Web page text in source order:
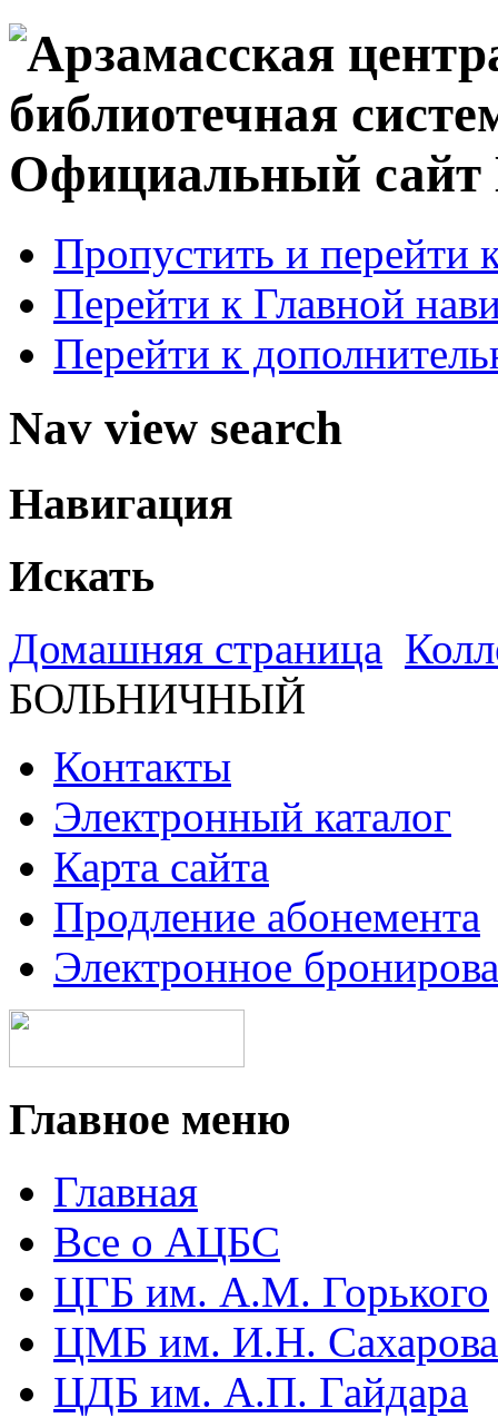
Официальный
Пропустить и перейти
Перейти к Главной
Перейти к
Nav view search
Навигация
Искать
Домашняя страница
БОЛЬНИЧНЫЙ
Контакты
Электронный каталог
Карта сайта
Продление абонемента
Электронное
Главное меню
Главная
Все о АЦБС
ЦГБ им. А.М. Горького
ЦМБ им. И.Н. Сахарова
ЦДБ им. А.П. Гайдара